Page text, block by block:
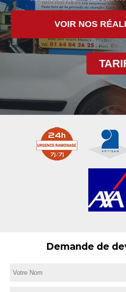
VOIR NOS
Demande de